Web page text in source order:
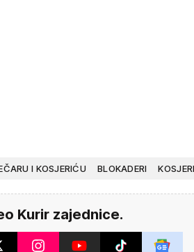
I KOSJERIĆU BLOKADERI
Kurir zajednice.